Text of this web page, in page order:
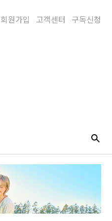
회원가입 고객센터 구독신청